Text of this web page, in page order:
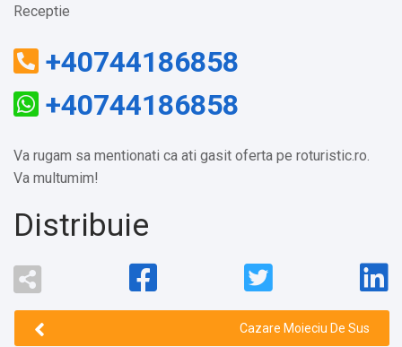
Receptie
+40744186858
+40744186858
Va rugam sa mentionati ca ati gasit oferta pe roturistic.ro.
Va multumim!
Distribuie
Cazare Moieciu De Sus